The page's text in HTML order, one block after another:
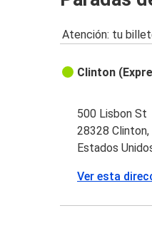
Atención: tu
Clinton
500 Lisbon St
28328
Estados
Ver esta